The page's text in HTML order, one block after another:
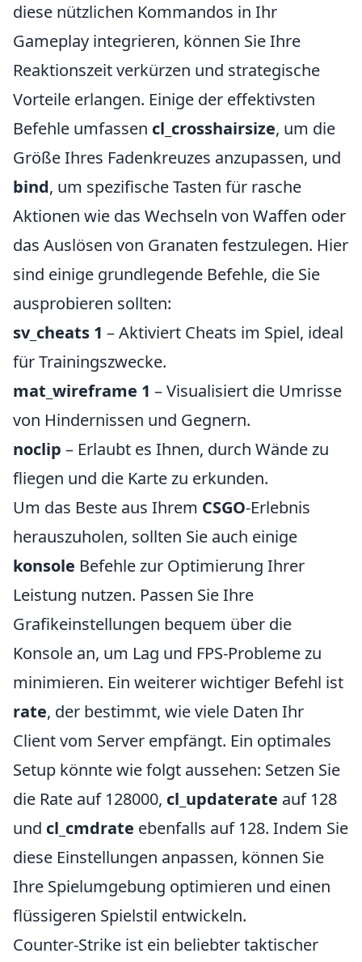
diese nützlichen Kommandos in Ihr
Gameplay integrieren, können Sie Ihre
Reaktionszeit verkürzen und strategische
Vorteile erlangen. Einige der effektivsten
Befehle umfassen cl_crosshairsize, um die
Größe Ihres Fadenkreuzes anzupassen, und
bind, um spezifische Tasten für rasche
Aktionen wie das Wechseln von Waffen oder
das Auslösen von Granaten festzulegen. Hier
sind einige grundlegende Befehle, die Sie
ausprobieren sollten:
sv_cheats 1 – Aktiviert Cheats im Spiel, ideal
für Trainingszwecke.
mat_wireframe 1 – Visualisiert die Umrisse
von Hindernissen und Gegnern.
noclip – Erlaubt es Ihnen, durch Wände zu
fliegen und die Karte zu erkunden.
Um das Beste aus Ihrem CSGO-Erlebnis
herauszuholen, sollten Sie auch einige
konsole Befehle zur Optimierung Ihrer
Leistung nutzen. Passen Sie Ihre
Grafikeinstellungen bequem über die
Konsole an, um Lag und FPS-Probleme zu
minimieren. Ein weiterer wichtiger Befehl ist
rate, der bestimmt, wie viele Daten Ihr
Client vom Server empfängt. Ein optimales
Setup könnte wie folgt aussehen: Setzen Sie
die Rate auf 128000, cl_updaterate auf 128
und cl_cmdrate ebenfalls auf 128. Indem Sie
diese Einstellungen anpassen, können Sie
Ihre Spielumgebung optimieren und einen
flüssigeren Spielstil entwickeln.
Counter-Strike ist ein beliebter taktischer